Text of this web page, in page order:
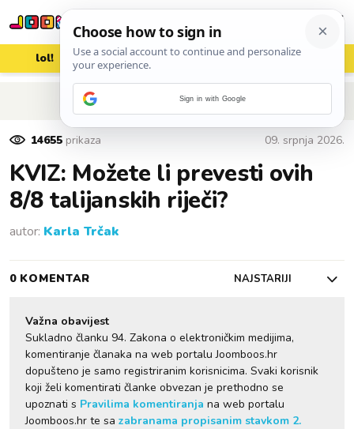
lol! aww vrh! woot?!
POVRATAK NA ČLANAK
14655 prikaza 09. srpnja 2026.
KVIZ: Možete li prevesti ovih
8/8 talijanskih riječi?
autor: Karla Trčak
0 KOMENTAR NAJSTARIJI
Važna obavijest
Sukladno članku 94. Zakona o elektroničkim medijima,
komentiranje članaka na web portalu Joomboos.hr
dopušteno je samo registriranim korisnicima. Svaki korisnik
koji želi komentirati članke obvezan je prethodno se
upoznati s Pravilima komentiranja na web portalu
Joomboos.hr te sa zabranama propisanim stavkom 2.
Sign in with Google